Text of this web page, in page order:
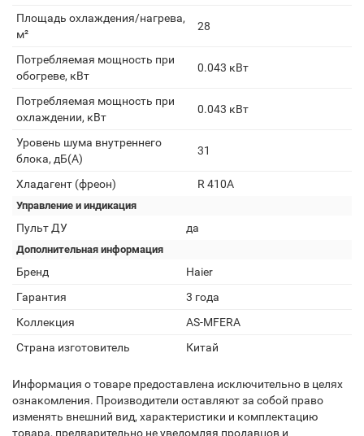
Площадь охлаждения/нагрева,
м²
28
Потребляемая мощность при
обогреве, кВт
0.043 кВт
Потребляемая мощность при
охлаждении, кВт
0.043 кВт
Уровень шума внутреннего
блока, дБ(А)
31
Хладагент (фреон) R 410A
Управление и индикация
Пульт ДУ да
Дополнительная информация
Бренд
Haier
Гарантия
3 года
Коллекция
AS-MFERA
Страна изготовитель
Китай
Информация о товаре предоставлена исключительно в целях
ознакомления. Производители оставляют за собой право
изменять внешний вид, характеристики и комплектацию
товара, предварительно не уведомляя продавцов и